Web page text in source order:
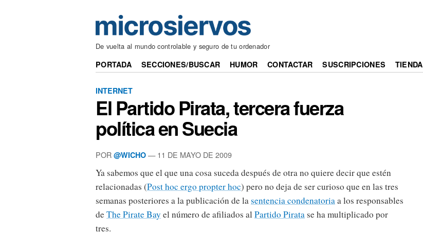
De vuelta al mundo controlable y seguro de tu ordenador
PORTADA SECCIONES/BUSCAR HUMOR CONTACTAR SUSCRIPCIONES TIENDA
INTERNET
El Partido Pirata, tercera fuerza
política en Suecia
POR @WICHO — 11 DE MAYO DE 2009
Ya sabemos que el que una cosa suceda después de otra no quiere decir que estén
relacionadas (Post hoc ergo propter hoc) pero no deja de ser curioso que en las tres
semanas posteriores a la publicación de lasentencia condenatoriaa los responsables
deThe Pirate Bay el número de afiliados alPartido Pirata se ha multiplicado por
tres.